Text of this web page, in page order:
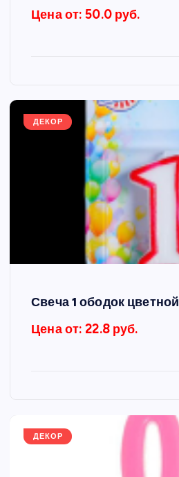
Цена от: 50.0 руб.
ДЕКОР
Свеча 1 ободок цветной
Цена от: 22.8 руб.
ДЕКОР